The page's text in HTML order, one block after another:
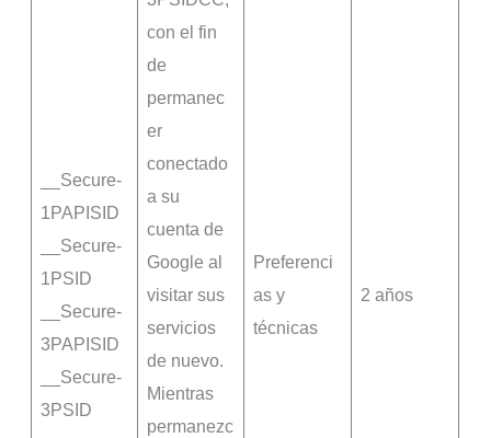
__Secure-
1PAPISID
__Secure-
1PSID
__Secure-
3PAPISID
__Secure-
3PSID
con el fin
de
permanec
er
conectado
a su
cuenta de
Google al
visitar sus
servicios
de nuevo.
Mientras
permanezc
Preferenci
as y
técnicas
2 años